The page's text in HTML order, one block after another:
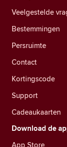
Veelgestelde
Bestemmingen
Persruimte
Contact
Kortingscode
Support
Cadeaukaarten
Download de
App Store